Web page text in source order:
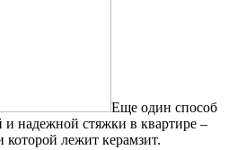
Еще один способ
и надежной стяжки в квартире –
которой лежит керамзит.